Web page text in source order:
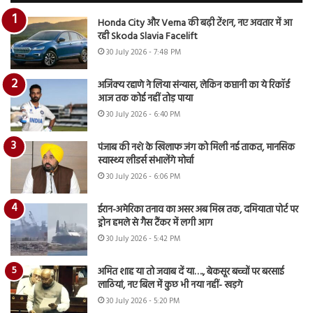
Honda City और Verna की बढ़ी टेंशन, नए अवतार में आ
रही Skoda Slavia Facelift
30 July 2026 - 7:48 PM
अजिंक्य रहाणे ने लिया संन्यास, लेकिन कप्तानी का ये रिकॉर्ड
आज तक कोई नहीं तोड़ पाया
30 July 2026 - 6:40 PM
पंजाब की नशे के खिलाफ जंग को मिली नई ताकत, मानसिक
स्वास्थ्य लीडर्स संभालेंगे मोर्चा
30 July 2026 - 6:06 PM
ईरान-अमेरिका तनाव का असर अब मिस्र तक, दमियाता पोर्ट पर
ड्रोन हमले से गैस टैंकर में लगी आग
30 July 2026 - 5:42 PM
अमित शाह या तो जवाब दें या…., बेकसूर बच्चों पर बरसाई
लाठियां, नए बिल में कुछ भी नया नहीं- खड़गे
30 July 2026 - 5:20 PM